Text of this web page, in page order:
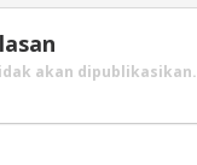
akan dipublikasikan.